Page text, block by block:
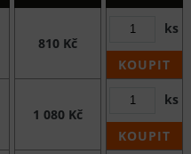
810 Kč
ks
KOUPIT
1 080 Kč
ks
KOUPIT